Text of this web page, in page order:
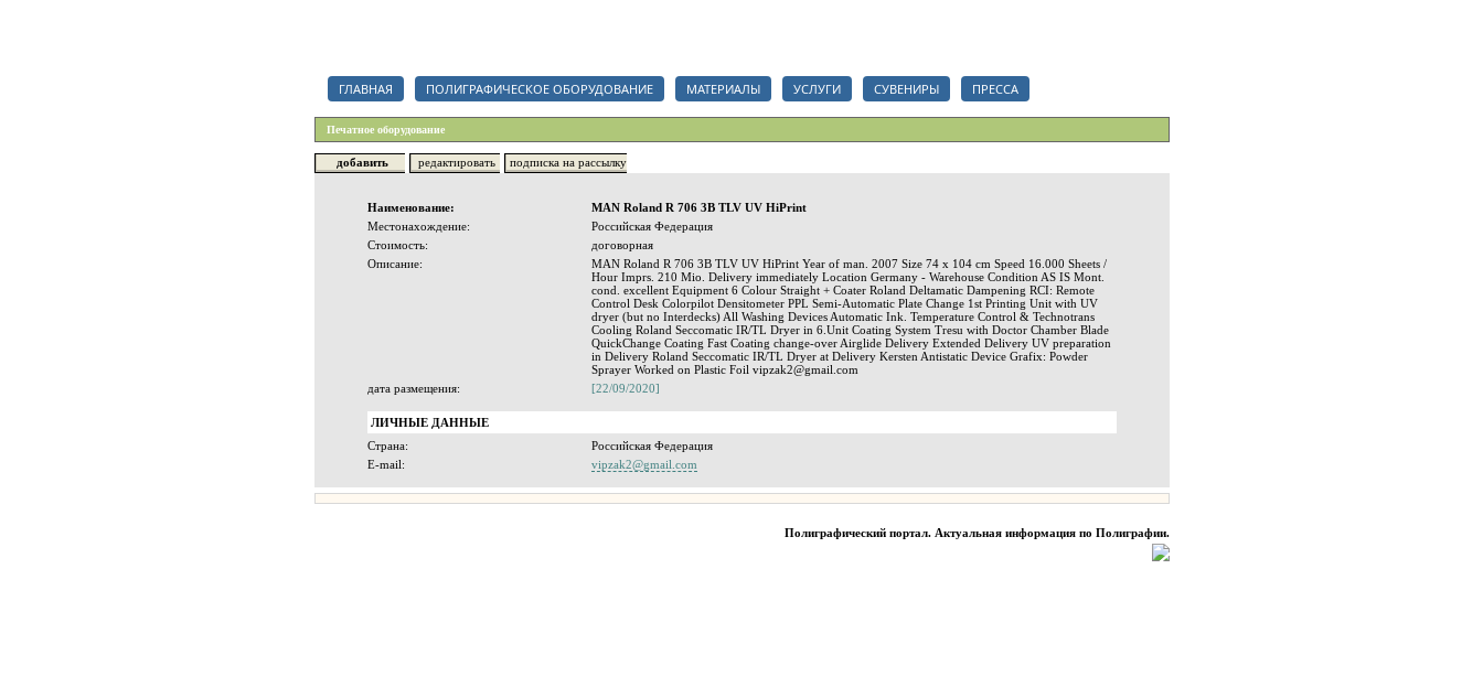
ГЛАВНАЯ ПОЛИГРАФИЧЕСКОЕ ОБОРУДОВАНИЕ МАТЕРИАЛЫ УСЛУГИ СУВЕНИРЫ ПРЕССА
Печатное оборудование
добавить редактировать подписка на рассылку
Наименование:
MAN Roland R 706 3B TLV UV HiPrint
Местонахождение:
Российская Федерация
Стоимость:
договорная
Описание:
MAN Roland R 706 3B TLV UV HiPrint Year of man. 2007 Size 74 x 104 cm Speed 16.000 Sheets /
Hour Imprs. 210 Mio. Delivery immediately Location Germany - Warehouse Condition AS IS Mont.
cond. excellent Equipment 6 Colour Straight + Coater Roland Deltamatic Dampening RCI: Remote
Control Desk Colorpilot Densitometer PPL Semi-Automatic Plate Change 1st Printing Unit with UV
dryer (but no Interdecks) All Washing Devices Automatic Ink. Temperature Control & Technotrans
Cooling Roland Seccomatic IR/TL Dryer in 6.Unit Coating System Tresu with Doctor Chamber Blade
QuickChange Coating Fast Coating change-over Airglide Delivery Extended Delivery UV preparation
in Delivery Roland Seccomatic IR/TL Dryer at Delivery Kersten Antistatic Device Grafix: Powder
Sprayer Worked on Plastic Foil vipzak2@gmail.com
дата размещения:
[22/09/2020]
ЛИЧНЫЕ ДАННЫЕ
Страна:
Российская Федерация
E-mail:
vipzak2@gmail.com
Полиграфический портал. Актуальная информация по Полиграфии.